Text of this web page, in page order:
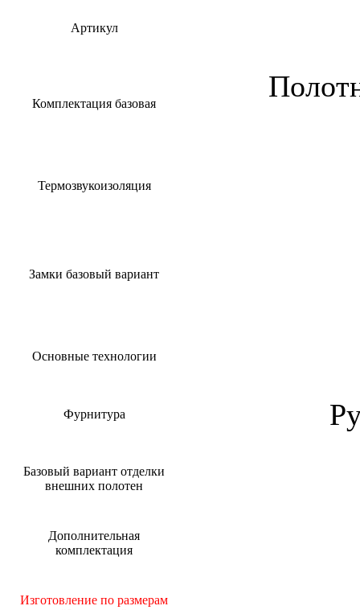
Артикул
Комплектация базовая
Термозвукоизоляция
Замки базовый вариант
Основные технологии
Фурнитура
Базовый вариант отделки
внешних полотен
Дополнительная
комплектация
Изготовление по размерам